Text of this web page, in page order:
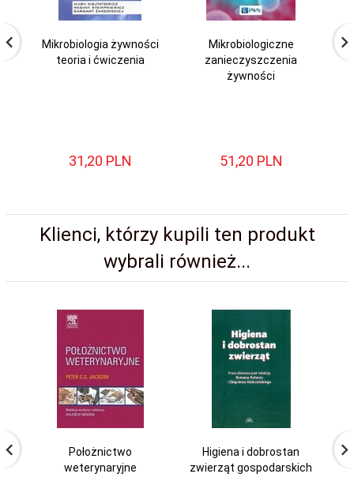
Mikrobiologia żywności
teoria i ćwiczenia
31,20 PLN
Mikrobiologiczne
zanieczyszczenia
żywności
51,20 PLN
Klienci, którzy kupili ten produkt
wybrali również...
Położnictwo
weterynaryjne
Higiena i dobrostan
zwierząt gospodarskich